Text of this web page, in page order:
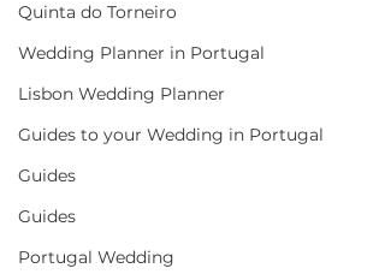
Quinta do Torneiro
Wedding Planner in Portugal
Lisbon Wedding Planner
Guides to your Wedding in Portugal
Guides
Guides
Portugal Wedding